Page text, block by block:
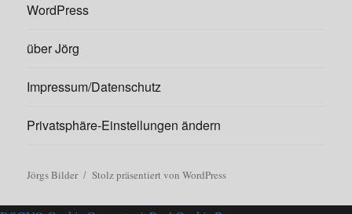
WordPress
über Jörg
Impressum/Datenschutz
Privatsphäre-Einstellungen ändern
Jörgs Bilder Stolz präsentiert von WordPress